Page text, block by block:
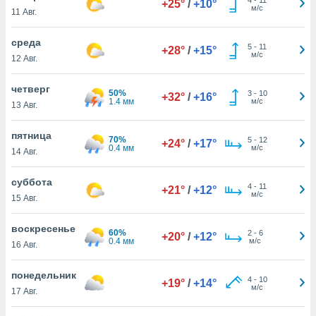
действия
рекламу
нашей
cookie
cookie
в
нашего
11 Авг.
+25° / +10°
м/с
среда
12 Авг.
+28° / +15° 5- 11
м/с
четверг
13 Авг.
50%
1.4 мм
+32° / +16° 3- 10
м/с
пятница
14 Авг.
70%
0.4 мм
+24° / +17° 5- 12
м/с
суббота
15 Авг.
+21° / +12° 4- 11
м/с
воскресенье
16 Авг.
60%
0.4 мм
+20° / +12° 2- 6
м/с
понедельник
17 Авг.
+19° / +14° 4- 10
м/с